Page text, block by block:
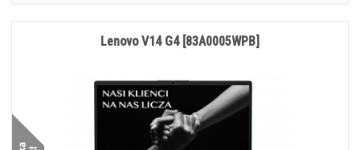
Lenovo V14 G4 [83A0005WPB]